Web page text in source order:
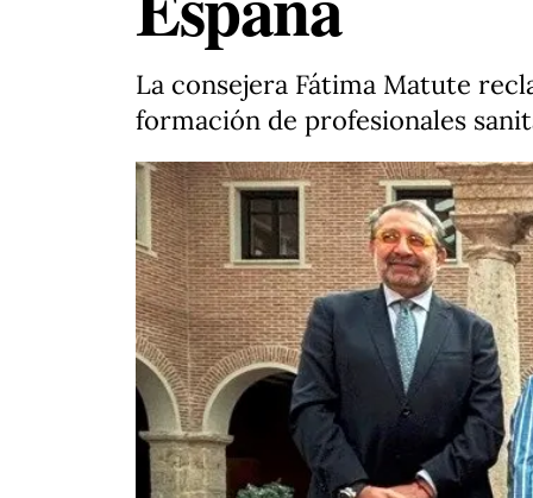
La consejera Fátima Matute
formación de profesionales